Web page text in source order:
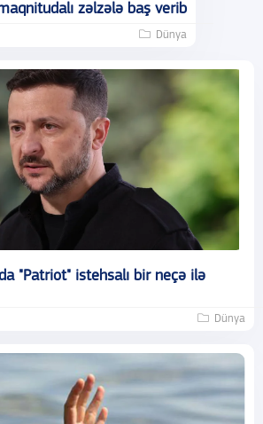
zəlzələ baş verib
Dünya
"Patriot" istehsalı bir neçə ilə
Dünya